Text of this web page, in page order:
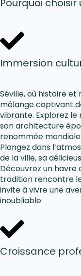
Pourquoi
Immersion
Séville, où histoire
mélange captivant
vibrante. Explorez
son architecture
renommée
Plongez dans
de la ville, sa
Découvrez un havre
tradition rencontre
invite à vivre une
inoubliable.
Croissance